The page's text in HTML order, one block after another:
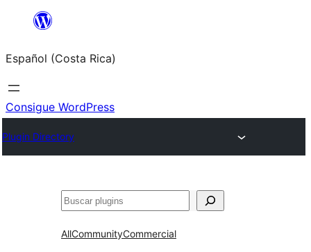
Saltar
contenido
Español (Costa Rica)
Consigue WordPress
Plugin Directory
Buscar
AllCommunityCommercial